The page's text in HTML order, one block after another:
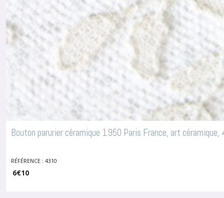
Bouton parurier céramique 1950 Paris France, art céramique,
RÉFÉRENCE : 4310
6€10